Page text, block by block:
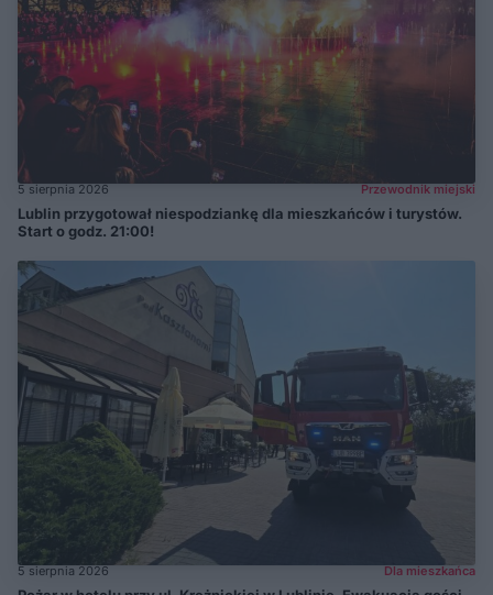
5 sierpnia 2026 Przewodnik miejski
Lublin przygotował niespodziankę dla mieszkańców i turystów.
Start o godz. 21:00!
5 sierpnia 2026 Dla mieszkańca